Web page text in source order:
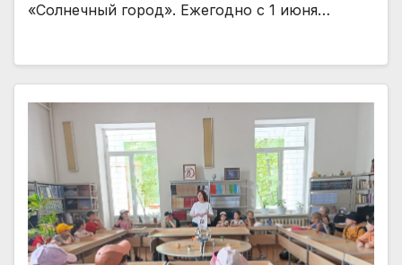
«Солнечный город». Ежегодно с 1 июня…